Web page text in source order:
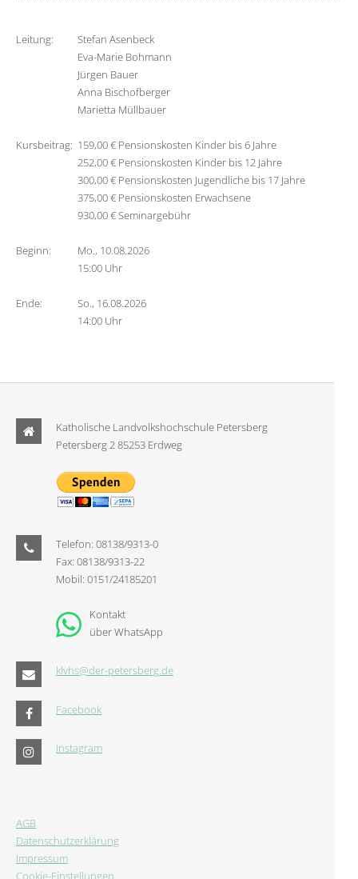
Leitung:
Stefan Asenbeck
Eva-Marie Bohmann
Jürgen Bauer
Anna Bischofberger
Marietta Müllbauer
Kursbeitrag: 159,00 € Pensionskosten Kinder bis 6 Jahre
252,00 € Pensionskosten Kinder bis 12 Jahre
300,00 € Pensionskosten Jugendliche bis 17 Jahre
375,00 € Pensionskosten Erwachsene
930,00 € Seminargebühr
Beginn:
Mo., 10.08.2026
15:00 Uhr
Ende:
So., 16.08.2026
14:00 Uhr
Katholische Landvolkshochschule Petersberg
Petersberg 2 85253 Erdweg
Telefon: 08138/9313-0
Fax: 08138/9313-22
Mobil: 0151/24185201
Kontakt
über WhatsApp
klvhs@der-petersberg.de
Facebook
Instagram
AGB
Datenschutzerklärung
Impressum
Cookie-Einstellungen